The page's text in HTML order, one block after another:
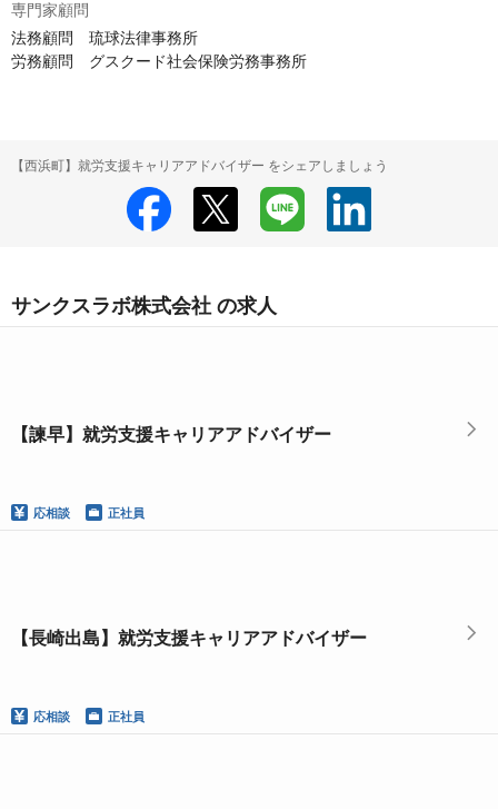
専門家顧問
法務顧問　琉球法律事務所
労務顧問　グスクード社会保険労務事務所
【西浜町】就労支援キャリアアドバイザー をシェアしましょう
サンクスラボ株式会社 の求人
【諫早】就労支援キャリアアドバイザー
応相談 正社員
【長崎出島】就労支援キャリアアドバイザー
応相談 正社員